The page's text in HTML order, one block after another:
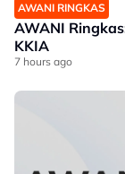
AWANI RINGKAS
AWANI
KKIA
7 hours ago